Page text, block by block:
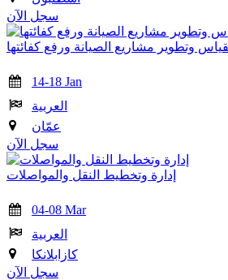
سجل الآن
لقياس وتطوير مشاريع الصيانة ورفع كفائتها
14-18 Jan
العربية
عمّان
سجل الآن
إدارة وتخطيط النقل والمواصلات
04-08 Mar
العربية
كازابلانكا
سجل الآن